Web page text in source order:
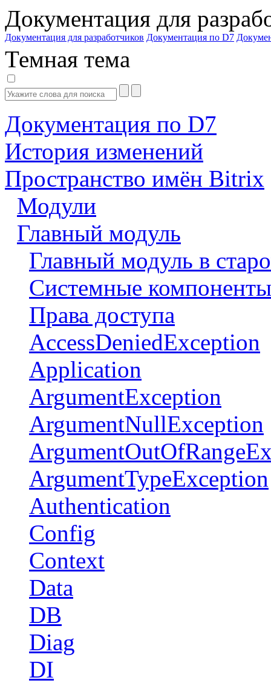
Документация для
Документация для разработчиков Документация по D7
Темная тема
Документация по D7
История изменений
Пространство имён Bitrix
Модули
Главный модуль
Главный модуль в
Системные компоненты
Права доступа
AccessDeniedException
Application
ArgumentException
ArgumentNullException
ArgumentTypeException
Authentication
Config
Context
Data
DB
Diag
DI